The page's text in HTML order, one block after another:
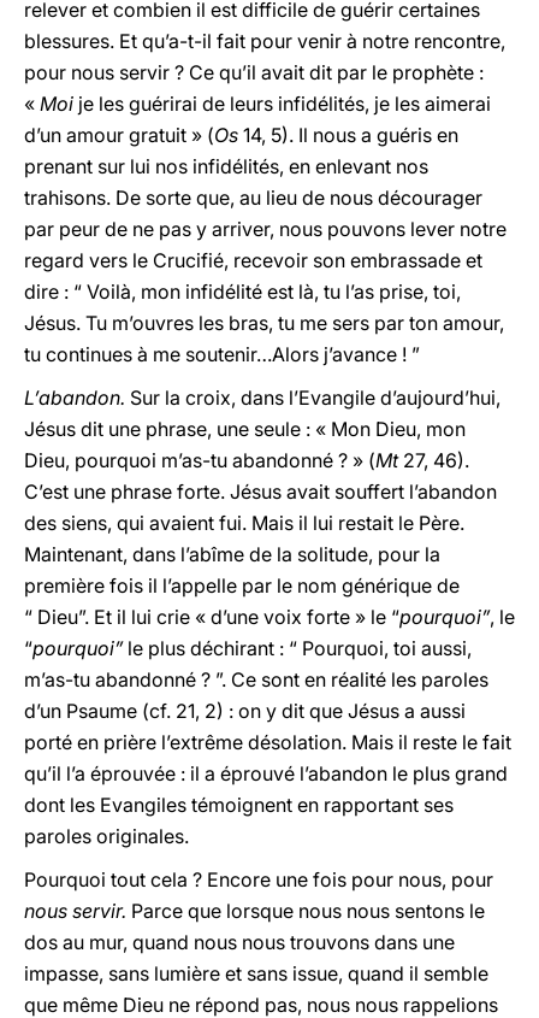
relever et combien il est difficile de guérir certaines
blessures. Et qu’a-t-il fait pour venir à notre rencontre,
pour nous servir ? Ce qu’il avait dit par le prophète :
« Moi je les guérirai de leurs infidélités, je les aimerai
d’un amour gratuit » (Os 14, 5). Il nous a guéris en
prenant sur lui nos infidélités, en enlevant nos
trahisons. De sorte que, au lieu de nous décourager
par peur de ne pas y arriver, nous pouvons lever notre
regard vers le Crucifié, recevoir son embrassade et
dire : “ Voilà, mon infidélité est là, tu l’as prise, toi,
Jésus. Tu m’ouvres les bras, tu me sers par ton amour,
tu continues à me soutenir…Alors j’avance ! ”
L’abandon. Sur la croix, dans l’Evangile d’aujourd’hui,
Jésus dit une phrase, une seule : « Mon Dieu, mon
Dieu, pourquoi m’as-tu abandonné ? » (Mt27, 46).
C’est une phrase forte. Jésus avait souffert l’abandon
des siens, qui avaient fui. Mais il lui restait le Père.
Maintenant, dans l’abîme de la solitude, pour la
première fois il l’appelle par le nom générique de
“ Dieu”. Et il lui crie « d’une voix forte » le “pourquoi”, le
“pourquoi”le plus déchirant : “ Pourquoi, toi aussi,
m’as-tu abandonné ? ”. Ce sont en réalité les paroles
d’un Psaume (cf. 21, 2) : on y dit que Jésus a aussi
porté en prière l’extrême désolation. Mais il reste le fait
qu’il l’a éprouvée : il a éprouvé l’abandon le plus grand
dont les Evangiles témoignent en rapportant ses
paroles originales.
Pourquoi tout cela ? Encore une fois pour nous, pour
nous servir. Parce que lorsque nous nous sentons le
dos au mur, quand nous nous trouvons dans une
impasse, sans lumière et sans issue, quand il semble
que même Dieu ne répond pas, nous nous rappelions